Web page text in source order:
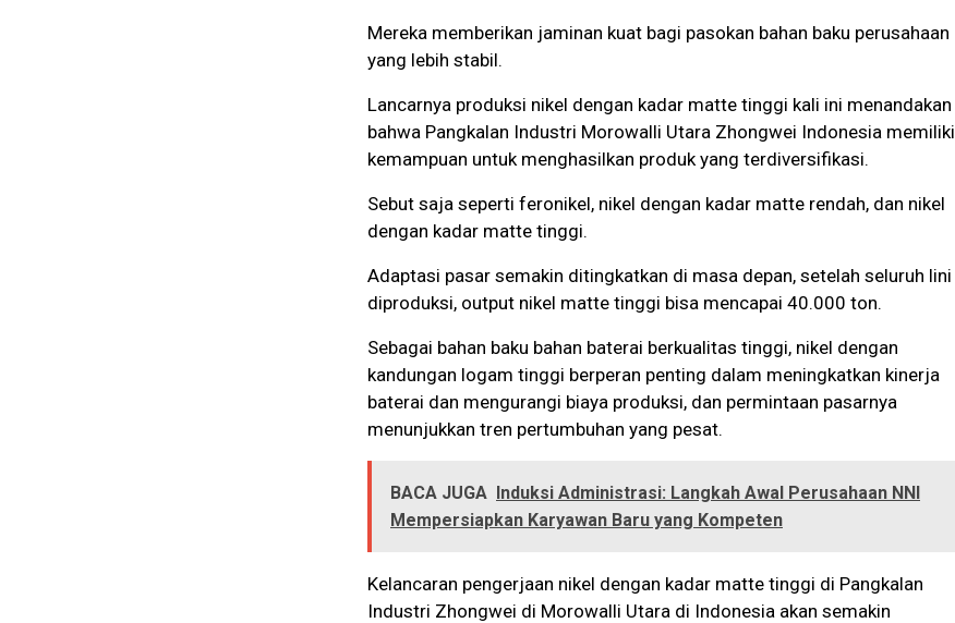
Mereka memberikan jaminan kuat bagi pasokan bahan baku perusahaan
yang lebih stabil.
Lancarnya produksi nikel dengan kadar matte tinggi kali ini menandakan
bahwa Pangkalan Industri Morowalli Utara Zhongwei Indonesia memiliki
kemampuan untuk menghasilkan produk yang terdiversifikasi.
Sebut saja seperti feronikel, nikel dengan kadar matte rendah, dan nikel
dengan kadar matte tinggi.
Adaptasi pasar semakin ditingkatkan di masa depan, setelah seluruh lini
diproduksi, output nikel matte tinggi bisa mencapai 40.000 ton.
Sebagai bahan baku bahan baterai berkualitas tinggi, nikel dengan
kandungan logam tinggi berperan penting dalam meningkatkan kinerja
baterai dan mengurangi biaya produksi, dan permintaan pasarnya
menunjukkan tren pertumbuhan yang pesat.
BACA JUGA Induksi Administrasi: Langkah Awal Perusahaan NNI
Mempersiapkan Karyawan Baru yang Kompeten
Kelancaran pengerjaan nikel dengan kadar matte tinggi di Pangkalan
Industri Zhongwei di Morowalli Utara di Indonesia akan semakin